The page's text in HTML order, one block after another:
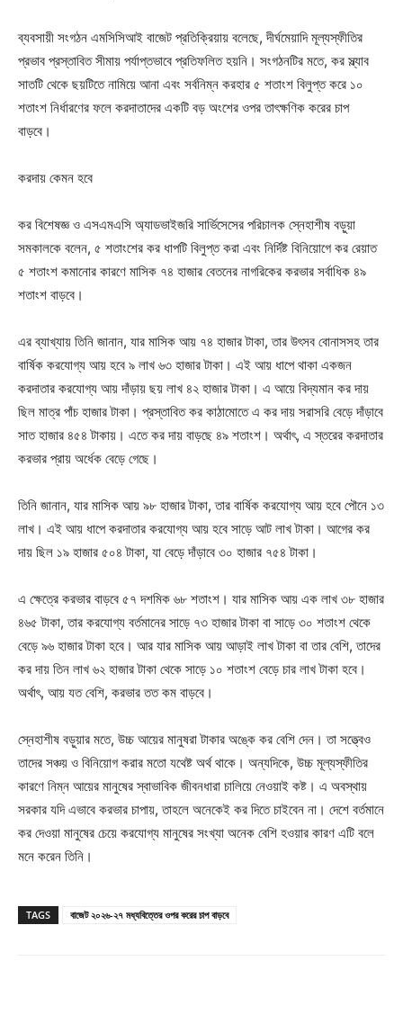
ব্যবসায়ী সংগঠন এমসিসিআই বাজেট প্রতিক্রিয়ায় বলেছে, দীর্ঘমেয়াদি মূল্যস্ফীতির
প্রভাব প্রস্তাবিত সীমায় পর্যাপ্তভাবে প্রতিফলিত হয়নি। সংগঠনটির মতে, কর স্ল্যাব
সাতটি থেকে ছয়টিতে নামিয়ে আনা এবং সর্বনিম্ন করহার ৫ শতাংশ বিলুপ্ত করে ১০
শতাংশ নির্ধারণের ফলে করদাতাদের একটি বড় অংশের ওপর তাৎক্ষণিক করের চাপ
বাড়বে।
করদায় কেমন হবে
কর বিশেষজ্ঞ ও এসএমএসি অ্যাডভাইজরি সার্ভিসেসের পরিচালক স্নেহাশীষ বড়ুয়া
সমকালকে বলেন, ৫ শতাংশের কর ধাপটি বিলুপ্ত করা এবং নির্দিষ্ট বিনিয়োগে কর রেয়াত
৫ শতাংশ কমানোর কারণে মাসিক ৭৪ হাজার বেতনের নাগরিকের করভার সর্বাধিক ৪৯
শতাংশ বাড়বে।
এর ব্যাখ্যায় তিনি জানান, যার মাসিক আয় ৭৪ হাজার টাকা, তার উৎসব বোনাসসহ তার
বার্ষিক করযোগ্য আয় হবে ৯ লাখ ৬৩ হাজার টাকা। এই আয় ধাপে থাকা একজন
করদাতার করযোগ্য আয় দাঁড়ায় ছয় লাখ ৪২ হাজার টাকা। এ আয়ে বিদ্যমান কর দায়
ছিল মাত্র পাঁচ হাজার টাকা। প্রস্তাবিত কর কাঠামোতে এ কর দায় সরাসরি বেড়ে দাঁড়াবে
সাত হাজার ৪৫৪ টাকায়। এতে কর দায় বাড়ছে ৪৯ শতাংশ। অর্থাৎ, এ স্তরের করদাতার
করভার প্রায় অর্ধেক বেড়ে গেছে।
তিনি জানান, যার মাসিক আয় ৯৮ হাজার টাকা, তার বার্ষিক করযোগ্য আয় হবে পৌনে ১৩
লাখ। এই আয় ধাপে করদাতার করযোগ্য আয় হবে সাড়ে আট লাখ টাকা। আগের কর
দায় ছিল ১৯ হাজার ৫০৪ টাকা, যা বেড়ে দাঁড়াবে ৩০ হাজার ৭৫৪ টাকা।
এ ক্ষেত্রে করভার বাড়বে ৫৭ দশমিক ৬৮ শতাংশ। যার মাসিক আয় এক লাখ ৩৮ হাজার
৪৬৫ টাকা, তার করযোগ্য বর্তমানের সাড়ে ৭৩ হাজার টাকা বা সাড়ে ৩০ শতাংশ থেকে
বেড়ে ৯৬ হাজার টাকা হবে। আর যার মাসিক আয় আড়াই লাখ টাকা বা তার বেশি, তাদের
কর দায় তিন লাখ ৬২ হাজার টাকা থেকে সাড়ে ১০ শতাংশ বেড়ে চার লাখ টাকা হবে।
অর্থাৎ, আয় যত বেশি, করভার তত কম বাড়বে।
স্নেহাশীষ বড়ুয়ার মতে, উচ্চ আয়ের মানুষরা টাকার অঙ্কে কর বেশি দেন। তা সত্ত্বেও
তাদের সঞ্চয় ও বিনিয়োগ করার মতো যথেষ্ট অর্থ থাকে। অন্যদিকে, উচ্চ মূল্যস্ফীতির
কারণে নিম্ন আয়ের মানুষের স্বাভাবিক জীবনধারা চালিয়ে নেওয়াই কষ্ট। এ অবস্থায়
সরকার যদি এভাবে করভার চাপায়, তাহলে অনেকেই কর দিতে চাইবেন না। দেশে বর্তমানে
কর দেওয়া মানুষের চেয়ে করযোগ্য মানুষের সংখ্যা অনেক বেশি হওয়ার কারণ এটি বলে
মনে করেন তিনি।
TAGS বাজেট ২০২৬-২৭ মধ্যবিত্তের ওপর করের চাপ বাড়বে